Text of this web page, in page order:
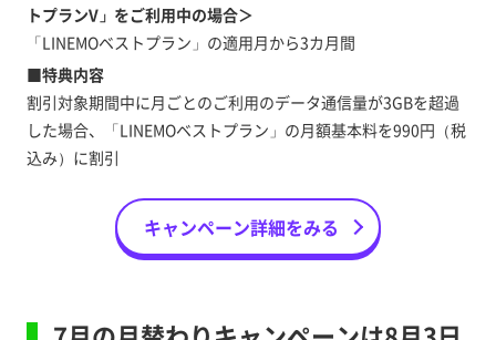
トプランV」をご利用中の場合＞
「LINEMOベストプラン」の適用月から3カ月間
■特典内容
割引対象期間中に月ごとのご利用のデータ通信量が3GBを超過
した場合、「LINEMOベストプラン」の月額基本料を990円（税
込み）に割引
キャンペーン詳細をみる